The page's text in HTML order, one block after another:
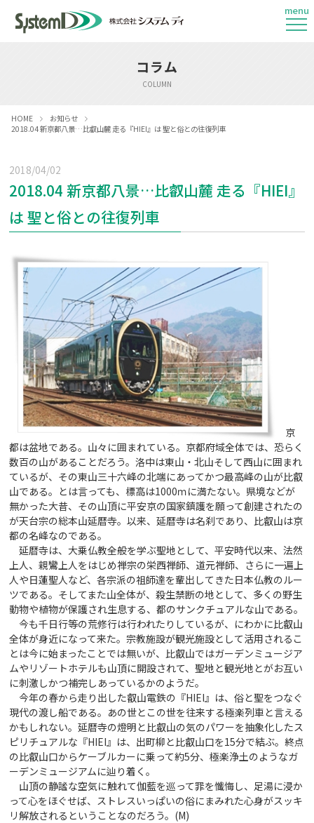
menu
コラム
COLUMN
HOME
お知らせ
2018.04 新京都八景…比叡山麓 走る『HIEI』は 聖と俗との往復列車
2018/04/02
2018.04 新京都八景…比叡山麓 走る『HIEI』
は 聖と俗との往復列車
京
都は盆地である。山々に囲まれている。京都府域全体では、恐らく
数百の山があることだろう。洛中は東山・北山そして西山に囲まれ
ているが、その東山三十六峰の北端にあってかつ最高峰の山が比叡
山である。とは言っても、標高は1000ｍに満たない。県境などが
無かった大昔、その山頂に平安京の国家鎮護を願って創建されたの
が天台宗の総本山延暦寺。以来、延暦寺は名刹であり、比叡山は京
都の名峰なのである。
延暦寺は、大乗仏教全般を学ぶ聖地として、平安時代以来、法然
上人、親鸞上人をはじめ禅宗の栄西禅師、道元禅師、さらに一遍上
人や日蓮聖人など、各宗派の祖師達を輩出してきた日本仏教のルー
ツである。そしてまた山全体が、殺生禁断の地として、多くの野生
動物や植物が保護され生息する、都のサンクチュアルな山である。
今も千日行等の荒修行は行われたりしているが、にわかに比叡山
全体が身近になって来た。宗教施設が観光施設として活用されるこ
とは今に始まったことでは無いが、比叡山ではガーデンミュージア
ムやリゾートホテルも山頂に開設されて、聖地と観光地とがお互い
に刺激しかつ補完しあっているかのようだ。
今年の春から走り出した叡山電鉄の『HIEI』は、俗と聖をつなぐ
現代の渡し船である。あの世とこの世を往来する極楽列車と言える
かもしれない。延暦寺の燈明と比叡山の気のパワーを抽象化したス
ピリチュアルな『HIEI』は、出町柳と比叡山口を15分で結ぶ。終点
の比叡山口からケーブルカーに乗って約5分、極楽浄土のようなガ
ーデンミュージアムに辿り着く。
山頂の静謐な空気に触れて伽藍を巡って罪を懺悔し、足湯に浸か
って心をほぐせば、ストレスいっぱいの俗にまみれた心身がスッキ
リ解放されるということなのだろう。(M)